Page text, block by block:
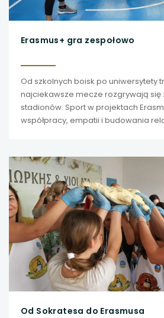
Erasmus+ gra zespołowo
Od szkolnych boisk po uniwersytety
najciekawsze mecze rozgrywają się
stadionów. Sport w projektach
współpracy, empatii i budowania
Od Sokratesa do Erasmusa